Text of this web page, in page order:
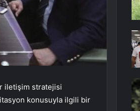
iletişim stratejisi
konusuyla ilgili bir